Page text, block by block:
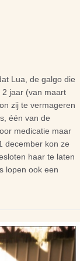
Lua, de galgo die
jaar (van maart
zij te vermageren
één van de
medicatie maar
december kon ze
haar te laten
lopen ook een